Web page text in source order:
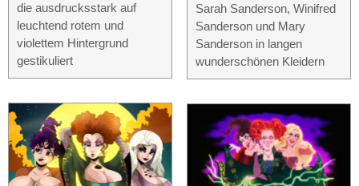
die ausdrucksstark auf
leuchtend rotem und
violettem Hintergrund
gestikuliert
Sarah Sanderson, Winifred
Sanderson und Mary
Sanderson in langen
wunderschönen Kleidern